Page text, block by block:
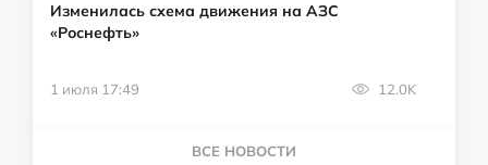
Изменилась схема движения на АЗС
«Роснефть»
1 июля 17:49 12.0K
ВСЕ НОВОСТИ